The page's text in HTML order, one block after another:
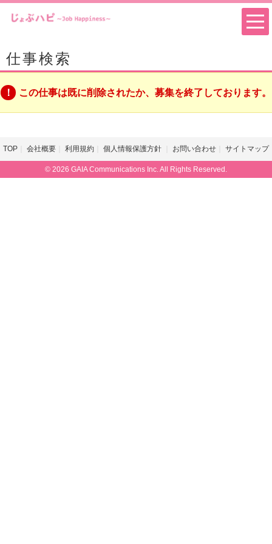
仕事検索
この仕事は既に削除されたか、募集を終了しております。
TOP 会社概要 利用規約 個人情報保護方針 お問い合わせ サイトマップ
© 2026 GAIA Communications Inc. All Rights Reserved.